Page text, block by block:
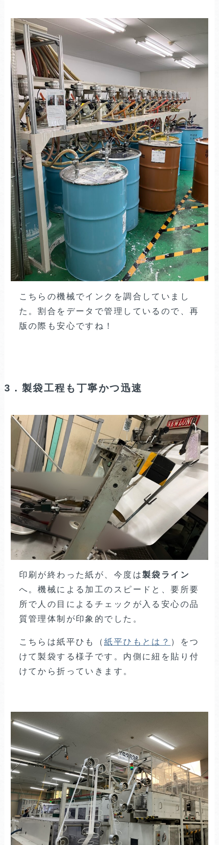
こちらの機械でインクを調合していまし
た。割合をデータで管理しているので、再
版の際も安心ですね！
3．製袋工程も丁寧かつ迅速
印刷が終わった紙が、今度は製袋ライン
へ。機械による加工のスピードと、要所要
所で人の目によるチェックが入る安心の品
質管理体制が印象的でした。
こちらは紙平ひも（紙平ひもとは？ ）をつ
けて製袋する様子です。内側に紐を貼り付
けてから折っていきます。